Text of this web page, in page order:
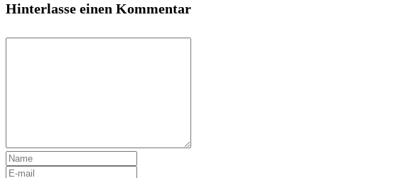
Hinterlasse einen Kommentar